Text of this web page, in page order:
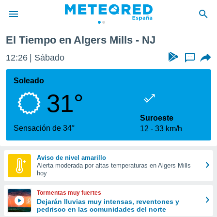
de
por
que se
calidad.
a este
las
y
forma
digital
basada
El Tiempo en Algers Mills - NJ
12:26 Sábado ...
Soleado
31°
Sensación de 34°
Suroeste
12
33 km/h
Aviso de nivel amarillo
Alerta moderada por altas temperaturas en Algers Mills
hoy
Tormentas muy fuertes
Dejarán lluvias muy intensas, reventones y
pedrisco en las comunidades del norte